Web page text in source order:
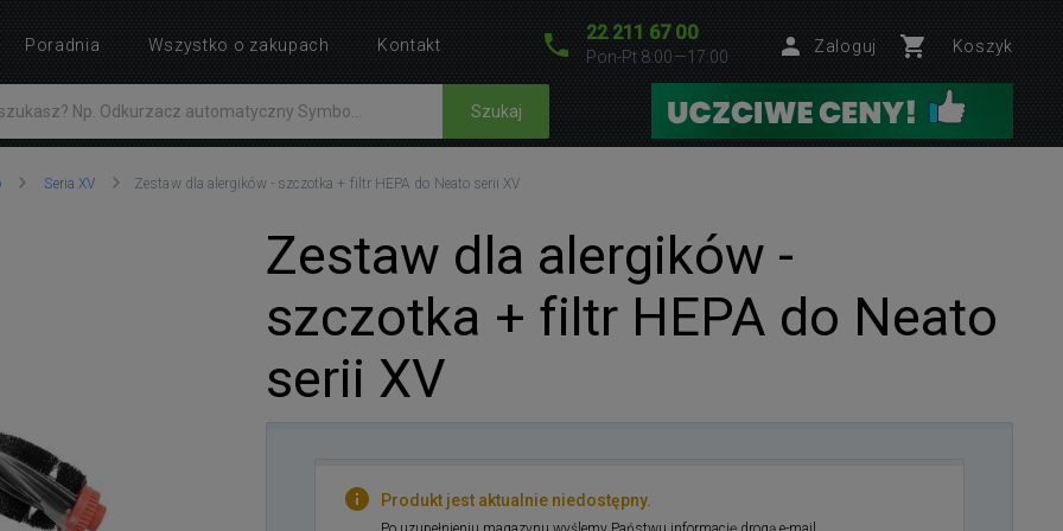
22 211 67 00
Pon-Pt 8:00—17:00
Zaloguj Koszyk
Szukaj
Seria XV Zestaw dla alergików - szczotka + filtr HEPA do Neato serii XV
Zestaw dla alergików -
szczotka + filtr HEPA do Neato
serii XV
Produkt jest aktualnie niedostępny.
Poradnia Wszystko o zakupach Kontakt